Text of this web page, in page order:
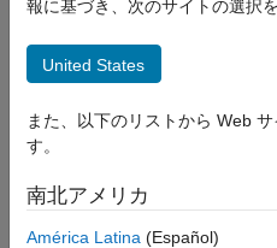
絞り込み条件
IT
企業向けセールス
教育機関向けセールス
セールス オペレーション
報に基づき、次のサイトの選択
United States
また、以下のリストから Web
す。
南北アメリカ
América Latina (Español)